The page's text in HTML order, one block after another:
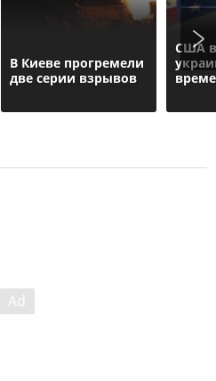
В Киеве прогремели
две серии взрывов
США